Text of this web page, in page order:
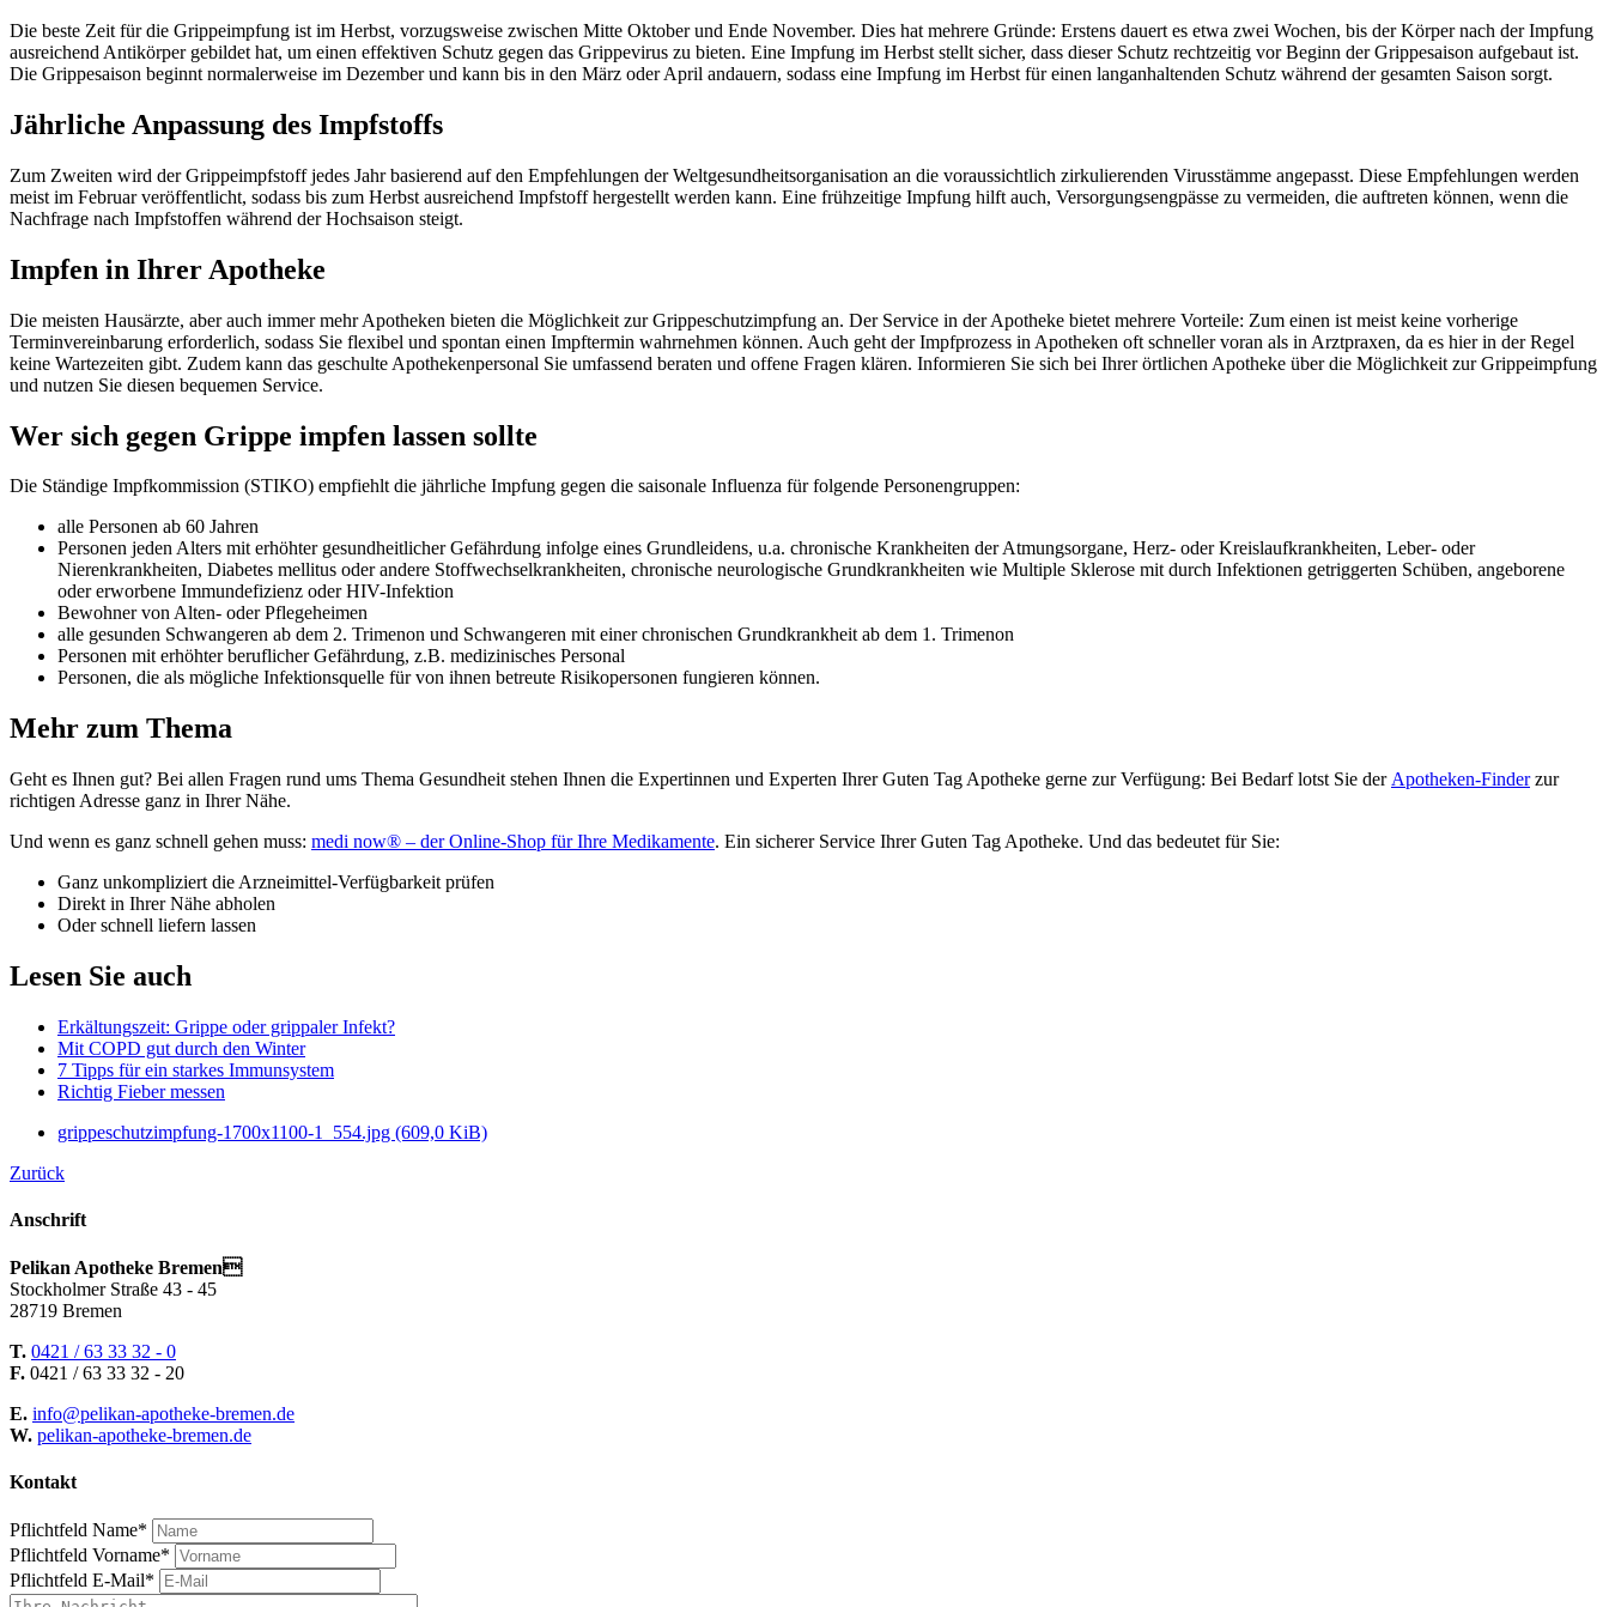
Die beste Zeit für die Grippeimpfung ist im Herbst, vorzugsweise zwischen Mitte Oktober und Ende November. Dies hat mehrere Gründe: Erstens dauert es etwa zwei Wochen, bis der Körper nach der Impfung
ausreichend Antikörper gebildet hat, um einen effektiven Schutz gegen das Grippevirus zu bieten. Eine Impfung im Herbst stellt sicher, dass dieser Schutz rechtzeitig vor Beginn der Grippesaison aufgebaut ist.
Die Grippesaison beginnt normalerweise im Dezember und kann bis in den März oder April andauern, sodass eine Impfung im Herbst für einen langanhaltenden Schutz während der gesamten Saison sorgt.
Jährliche Anpassung des Impfstoffs
Zum Zweiten wird der Grippeimpfstoff jedes Jahr basierend auf den Empfehlungen der Weltgesundheitsorganisation an die voraussichtlich zirkulierenden Virusstämme angepasst. Diese Empfehlungen werden
meist im Februar veröffentlicht, sodass bis zum Herbst ausreichend Impfstoff hergestellt werden kann. Eine frühzeitige Impfung hilft auch, Versorgungsengpässe zu vermeiden, die auftreten können, wenn die
Nachfrage nach Impfstoffen während der Hochsaison steigt.
Impfen in Ihrer Apotheke
Die meisten Hausärzte, aber auch immer mehr Apotheken bieten die Möglichkeit zur Grippeschutzimpfung an. Der Service in der Apotheke bietet mehrere Vorteile: Zum einen ist meist keine vorherige
Terminvereinbarung erforderlich, sodass Sie flexibel und spontan einen Impftermin wahrnehmen können. Auch geht der Impfprozess in Apotheken oft schneller voran als in Arztpraxen, da es hier in der Regel
keine Wartezeiten gibt. Zudem kann das geschulte Apothekenpersonal Sie umfassend beraten und offene Fragen klären. Informieren Sie sich bei Ihrer örtlichen Apotheke über die Möglichkeit zur Grippeimpfung
und nutzen Sie diesen bequemen Service.
Wer sich gegen Grippe impfen lassen sollte
Die Ständige Impfkommission (STIKO) empfiehlt die jährliche Impfung gegen die saisonale Influenza für folgende Personengruppen:
alle Personen ab 60 Jahren
Personen jeden Alters mit erhöhter gesundheitlicher Gefährdung infolge eines Grundleidens, u.a. chronische Krankheiten der Atmungsorgane, Herz- oder Kreislaufkrankheiten, Leber- oder
Nierenkrankheiten, Diabetes mellitus oder andere Stoffwechselkrankheiten, chronische neurologische Grundkrankheiten wie Multiple Sklerose mit durch Infektionen getriggerten Schüben, angeborene
oder erworbene Immundefizienz oder HIV-Infektion
Bewohner von Alten- oder Pflegeheimen
alle gesunden Schwangeren ab dem 2. Trimenon und Schwangeren mit einer chronischen Grundkrankheit ab dem 1. Trimenon
Personen mit erhöhter beruflicher Gefährdung, z.B. medizinisches Personal
Personen, die als mögliche Infektionsquelle für von ihnen betreute Risikopersonen fungieren können.
Mehr zum Thema
Geht es Ihnen gut? Bei allen Fragen rund ums Thema Gesundheit stehen Ihnen die Expertinnen und Experten Ihrer Guten Tag Apotheke gerne zur Verfügung: Bei Bedarf lotst Sie der Apotheken-Finderzur
richtigen Adresse ganz in Ihrer Nähe.
Und wenn es ganz schnell gehen muss: medi now® – der Online-Shop für Ihre Medikamente. Ein sicherer Service Ihrer Guten Tag Apotheke. Und das bedeutet für Sie:
Ganz unkompliziert die Arzneimittel-Verfügbarkeit prüfen
Direkt in Ihrer Nähe abholen
Oder schnell liefern lassen
Lesen Sie auch
Erkältungszeit: Grippe oder grippaler Infekt?
Mit COPD gut durch den Winter
7 Tipps für ein starkes Immunsystem
Richtig Fieber messen
grippeschutzimpfung-1700x1100-1_554.jpg (609,0 KiB)
Zurück
Anschrift
Pelikan Apotheke Bremen
Stockholmer Straße 43 - 45
28719 Bremen
T. 0421 / 63 33 32 - 0
F. 0421 / 63 33 32 - 20
E. info@pelikan-apotheke-bremen.de
W. pelikan-apotheke-bremen.de
Kontakt
Pflichtfeld Name*
Pflichtfeld Vorname*
Pflichtfeld E-Mail*